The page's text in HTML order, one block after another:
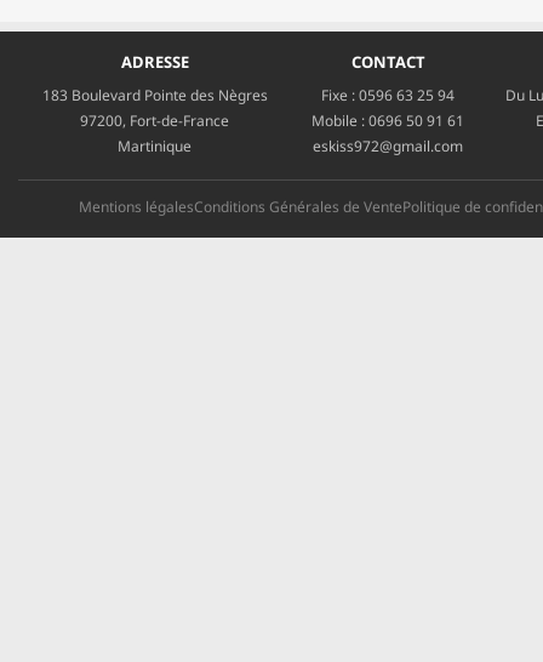
ADRESSE
183 Boulevard Pointe des Nègres
97200, Fort-de-France
Martinique
CONTACT
Fixe :0596 63 25 94
Mobile :0696 50 91 61
eskiss972@gmail.com
Du
Mentions légalesConditions Générales de VentePolitique de